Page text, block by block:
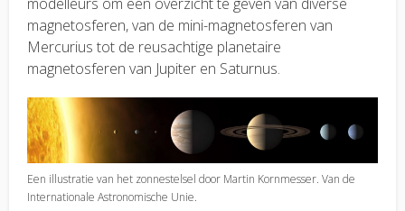
magnetosferen, van de mini-magnetosferen van
Mercurius tot de reusachtige planetaire
magnetosferen van Jupiter en Saturnus.
Een illustratie van het zonnestelsel door Martin Kornmesser. Van de
Internationale Astronomische Unie.